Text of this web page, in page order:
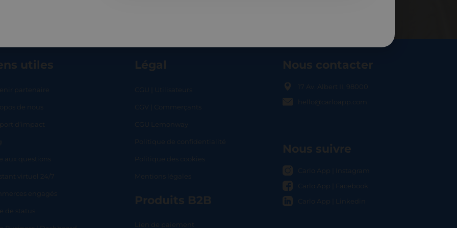
utiles
partenaire
de nous
d’impact
aux questions
virtuel 24/7
engagés
de status
Légal
CGU | Utilisateurs
CGV | Commerçants
CGU Lemonway
Politique de confidentialité
Politique des cookies
Mentions légales
Produits B2B
Lien de paiement
Nous contacter
17 Av. Albert II, 98000
hello@carloapp.com
Nous suivre
Carlo App | Instagram
Carlo App | Facebook
Carlo App | Linkedin
SHOPLOCAL